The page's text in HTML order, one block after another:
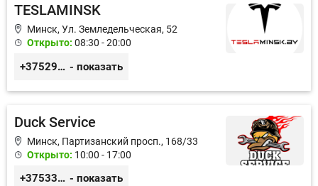
TESLAMINSK
Минск, Ул. Земледельческая, 52
Открыто: 08:30 - 20:00
+375291335101 - показать
Duck Service
Минск, Партизанский просп., 168/33
Открыто: 10:00 - 17:00
+375333416710 - показать